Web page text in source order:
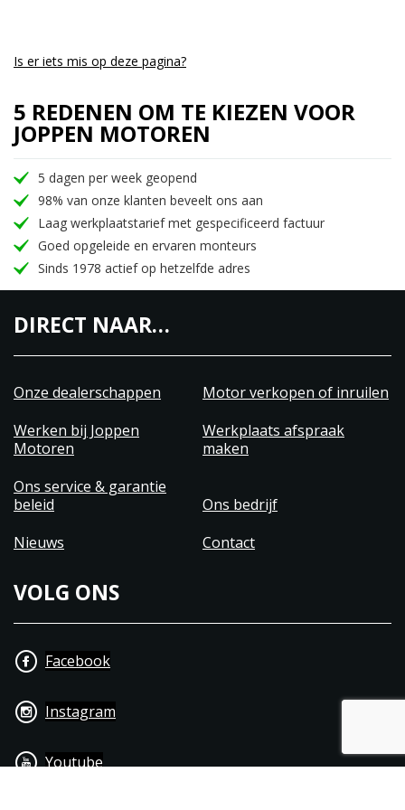
Is er iets mis op deze pagina?
5 REDENEN OM TE KIEZEN VOOR
JOPPEN MOTOREN
5 dagen per week geopend
98% van onze klanten beveelt ons aan
Laag werkplaatstarief met gespecificeerd factuur
Goed opgeleide en ervaren monteurs
Sinds 1978 actief op hetzelfde adres
DIRECT NAAR…
Onze dealerschappen
Motor verkopen of inruilen
Werken bij Joppen
Motoren
Werkplaats afspraak
maken
Ons service & garantie
beleid
Ons bedrijf
Nieuws
Contact
VOLG ONS
Facebook
Instagram
Youtube